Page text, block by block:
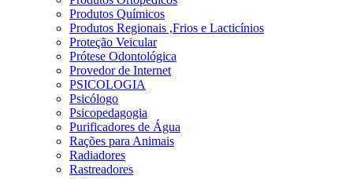
Produtos Químicos
Produtos Regionais ,Frios e Lacticínios
Proteção Veicular
Prótese Odontológica
Provedor de Internet
PSICOLOGIA
Psicólogo
Psicopedagogia
Purificadores de Água
Rações para Animais
Radiadores
Rastreadores